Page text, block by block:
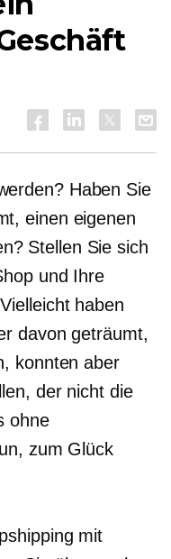
Haben Sie
einen eigenen
Stellen Sie sich
und Ihre
haben
davon geträumt,
konnten aber
der nicht die
ohne
zum Glück
mit